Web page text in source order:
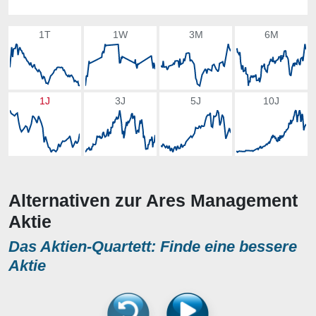
1T 1W 3M 6M
1J 3J 5J 10J
Alternativen zur Ares Management
Aktie
Das Aktien-Quartett: Finde eine bessere
Aktie